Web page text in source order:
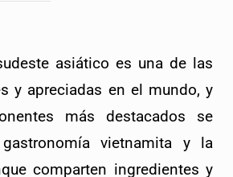
asiático es una de las
y apreciadas en el mundo, y
más destacados se
vietnamita y la
comparten ingredientes y